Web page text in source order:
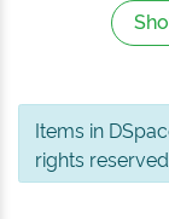
Items in
rights